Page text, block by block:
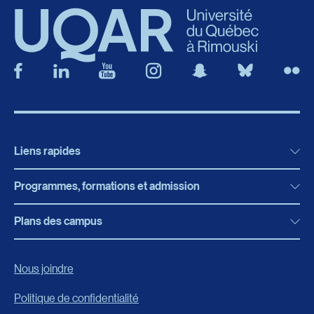
Liens rapides
Actualités
Bibliothèque
Boutique en ligne
Carrières
Programmes, formations et admission
Programmes, formations et admission
Plans des campus
Nous joindre
Politique de confidentialité